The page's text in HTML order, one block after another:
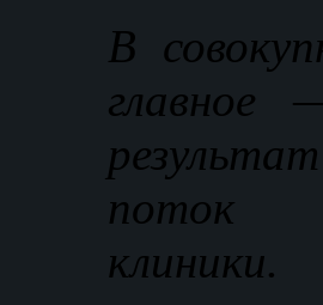
В
главное
поток
клиники.